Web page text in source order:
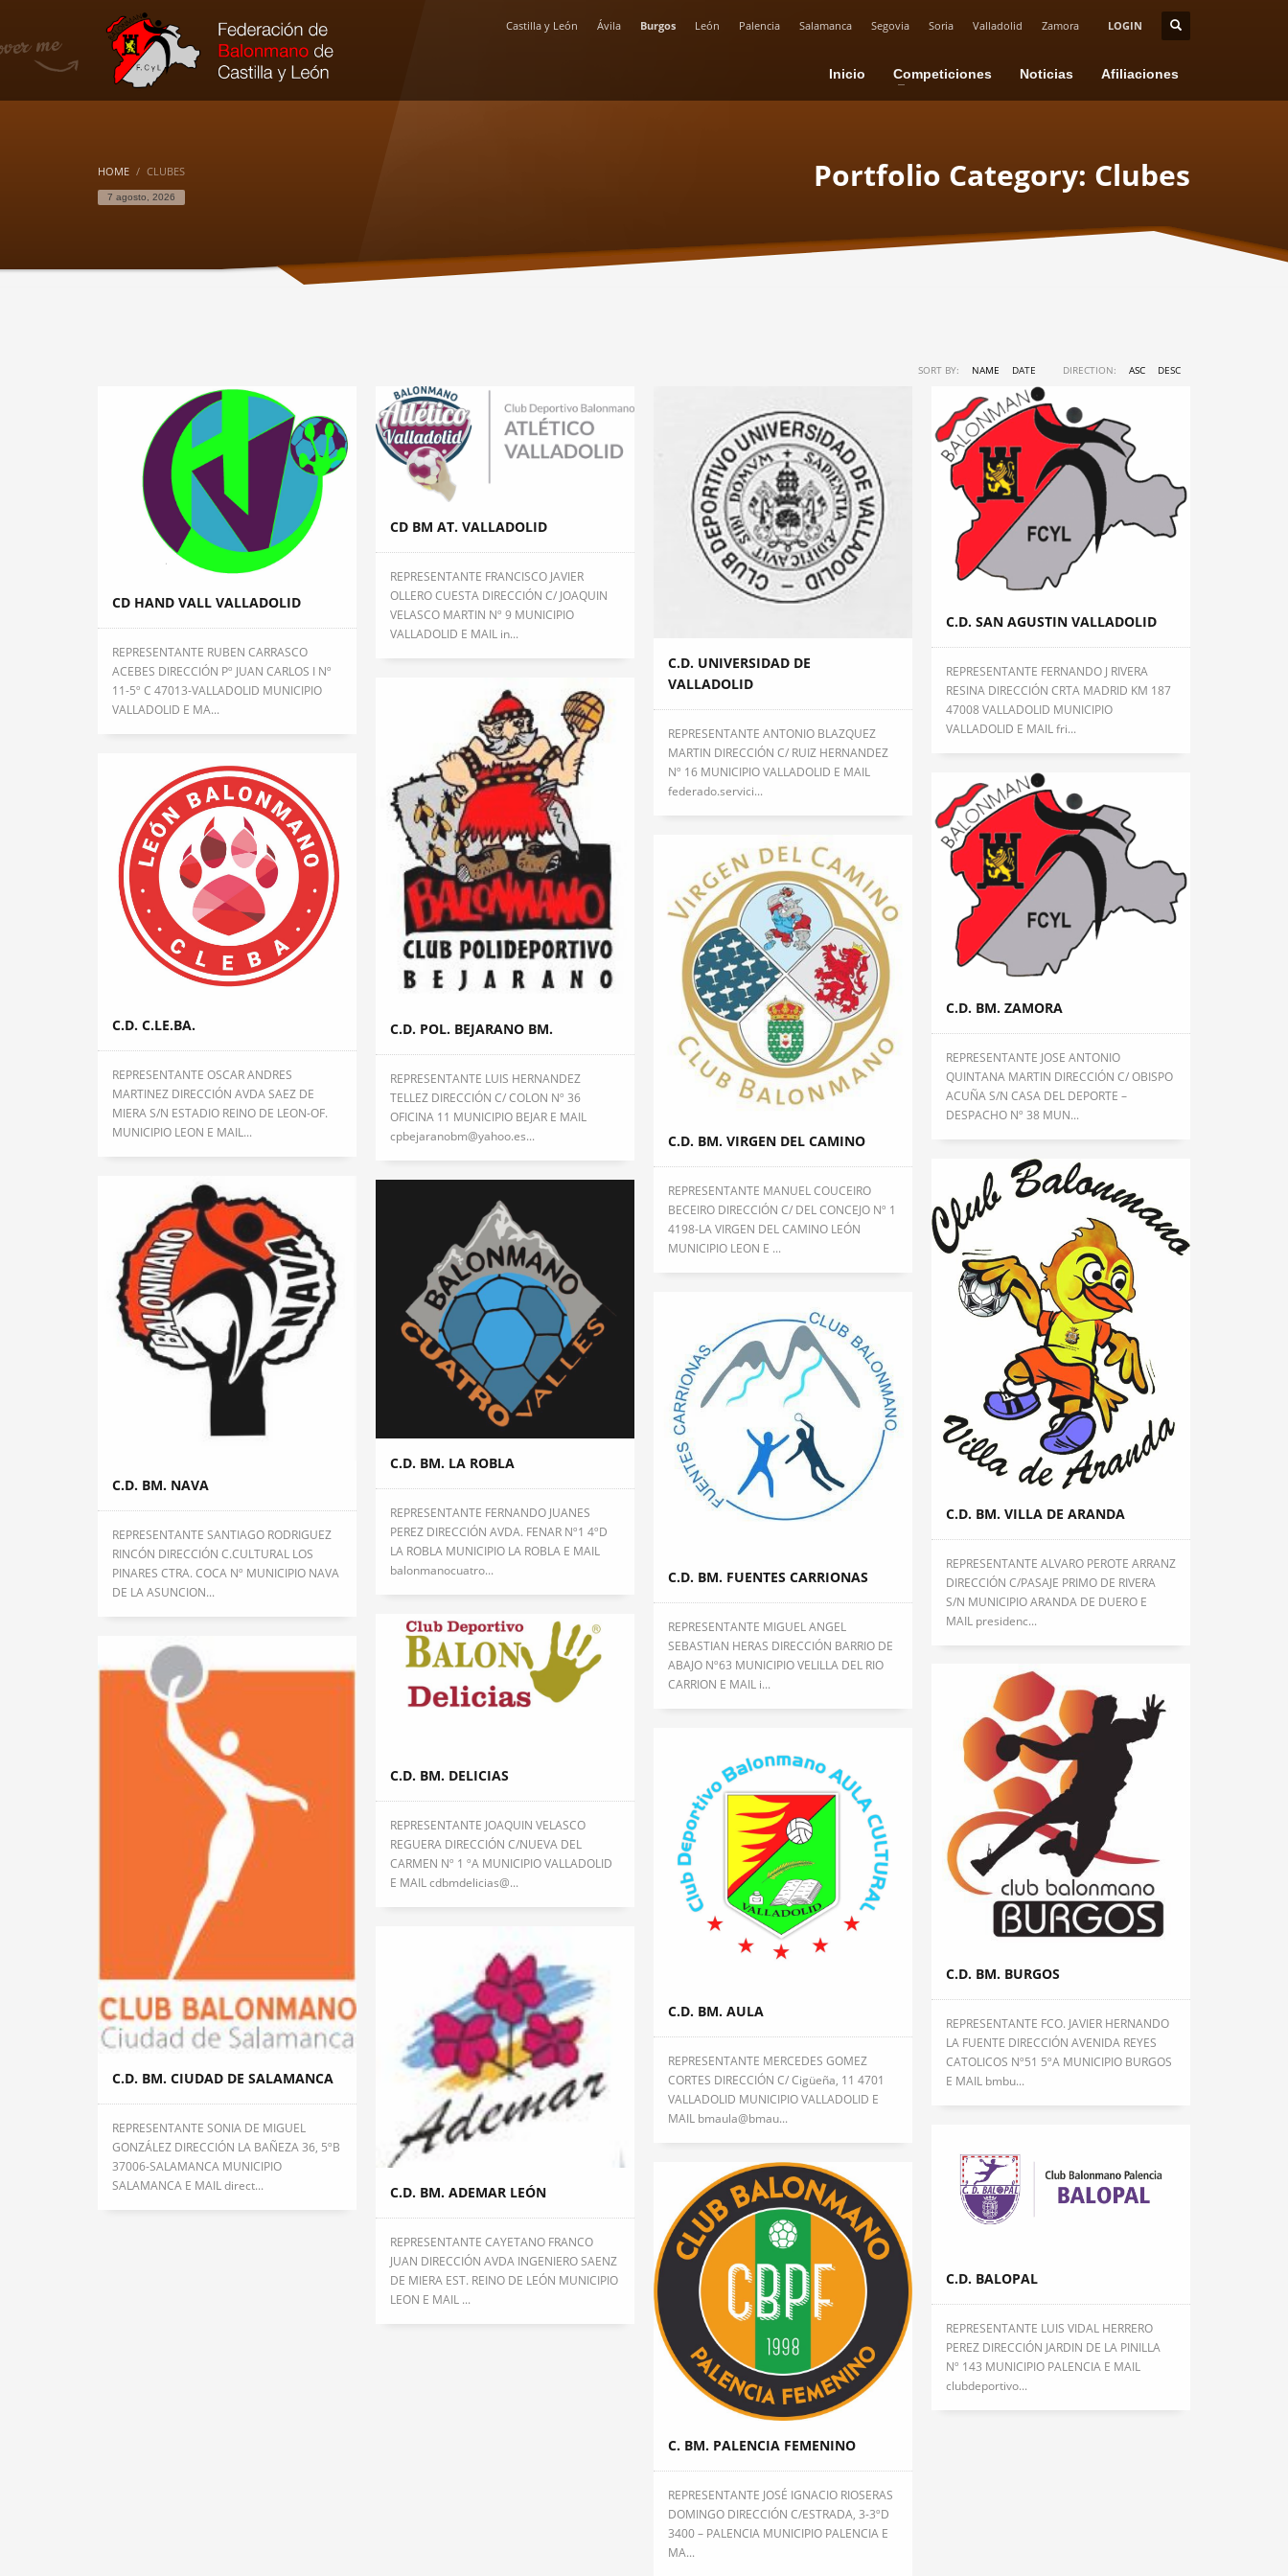
Castilla y León Ávila Burgos León Palencia Salamanca Segovia Soria Valladolid Zamora LOGIN
Inicio Competiciones Noticias Afiliaciones
HOME CLUBES
7 agosto, 2026
Portfolio Category: Clubes
SORT BY: NAME DATE DIRECTION: ASC DESC
CD HAND VALL VALLADOLID
REPRESENTANTE RUBEN CARRASCO
ACEBES DIRECCIÓN Pº JUAN CARLOS I Nº
11-5º C 47013-VALLADOLID MUNICIPIO
VALLADOLID E MA...
CD BM AT. VALLADOLID
REPRESENTANTE FRANCISCO JAVIER
OLLERO CUESTA DIRECCIÓN C/ JOAQUIN
VELASCO MARTIN Nº 9 MUNICIPIO
VALLADOLID E MAIL in...
C.D. UNIVERSIDAD DE
VALLADOLID
REPRESENTANTE ANTONIO BLAZQUEZ
MARTIN DIRECCIÓN C/ RUIZ HERNANDEZ
Nº 16 MUNICIPIO VALLADOLID E MAIL
federado.servici...
C.D. SAN AGUSTIN VALLADOLID
REPRESENTANTE FERNANDO J RIVERA
RESINA DIRECCIÓN CRTA MADRID KM 187
47008 VALLADOLID MUNICIPIO
VALLADOLID E MAIL fri...
C.D. POL. BEJARANO BM.
REPRESENTANTE LUIS HERNANDEZ
TELLEZ DIRECCIÓN C/ COLON Nº 36
OFICINA 11 MUNICIPIO BEJAR E MAIL
cpbejaranobm@yahoo.es...
C.D. C.LE.BA.
REPRESENTANTE OSCAR ANDRES
MARTINEZ DIRECCIÓN AVDA SAEZ DE
MIERA S/N ESTADIO REINO DE LEON-OF.
MUNICIPIO LEON E MAIL...
C.D. BM. ZAMORA
REPRESENTANTE JOSE ANTONIO
QUINTANA MARTIN DIRECCIÓN C/ OBISPO
ACUÑA S/N CASA DEL DEPORTE –
DESPACHO Nº 38 MUN...
C.D. BM. VIRGEN DEL CAMINO
REPRESENTANTE MANUEL COUCEIRO
BECEIRO DIRECCIÓN C/ DEL CONCEJO Nº 1
4198-LA VIRGEN DEL CAMINO LEÓN
MUNICIPIO LEON E ...
C.D. BM. VILLA DE ARANDA
REPRESENTANTE ALVARO PEROTE ARRANZ
DIRECCIÓN C/PASAJE PRIMO DE RIVERA
S/N MUNICIPIO ARANDA DE DUERO E
MAIL presidenc...
C.D. BM. NAVA
REPRESENTANTE SANTIAGO RODRIGUEZ
RINCÓN DIRECCIÓN C.CULTURAL LOS
PINARES CTRA. COCA Nº MUNICIPIO NAVA
DE LA ASUNCION...
C.D. BM. LA ROBLA
REPRESENTANTE FERNANDO JUANES
PEREZ DIRECCIÓN AVDA. FENAR Nº1 4ºD
LA ROBLA MUNICIPIO LA ROBLA E MAIL
balonmanocuatro...
C.D. BM. FUENTES CARRIONAS
REPRESENTANTE MIGUEL ANGEL
SEBASTIAN HERAS DIRECCIÓN BARRIO DE
ABAJO Nº63 MUNICIPIO VELILLA DEL RIO
CARRION E MAIL i...
C.D. BM. DELICIAS
REPRESENTANTE JOAQUIN VELASCO
REGUERA DIRECCIÓN C/NUEVA DEL
CARMEN Nº 1 ºA MUNICIPIO VALLADOLID
E MAIL cdbmdelicias@...
C.D. BM. CIUDAD DE SALAMANCA
REPRESENTANTE SONIA DE MIGUEL
GONZÁLEZ DIRECCIÓN LA BAÑEZA 36, 5ºB
37006-SALAMANCA MUNICIPIO
SALAMANCA E MAIL direct...
C.D. BM. BURGOS
REPRESENTANTE FCO. JAVIER HERNANDO
LA FUENTE DIRECCIÓN AVENIDA REYES
CATOLICOS Nº51 5ºA MUNICIPIO BURGOS
E MAIL bmbu...
C.D. BM. AULA
REPRESENTANTE MERCEDES GOMEZ
CORTES DIRECCIÓN C/ Cigüeña, 11 4701
VALLADOLID MUNICIPIO VALLADOLID E
MAIL bmaula@bmau...
C.D. BM. ADEMAR LEÓN
REPRESENTANTE CAYETANO FRANCO
JUAN DIRECCIÓN AVDA INGENIERO SAENZ
DE MIERA EST. REINO DE LEÓN MUNICIPIO
LEON E MAIL ...
C.D. BALOPAL
REPRESENTANTE LUIS VIDAL HERRERO
PEREZ DIRECCIÓN JARDIN DE LA PINILLA
Nº 143 MUNICIPIO PALENCIA E MAIL
clubdeportivo...
C. BM. PALENCIA FEMENINO
REPRESENTANTE JOSÉ IGNACIO RIOSERAS
DOMINGO DIRECCIÓN C/ESTRADA, 3-3ºD
3400 – PALENCIA MUNICIPIO PALENCIA E
MA...